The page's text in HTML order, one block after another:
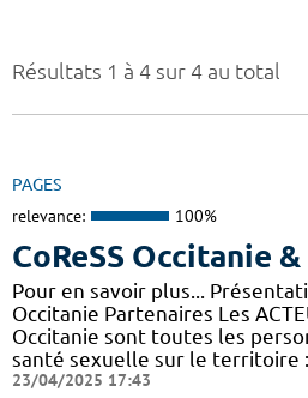
Résultats 1 à 4 sur 4 au total
PAGES
relevance: 100%
CoReSS Occitanie
Pour en savoir plus...
Occitanie Partenaires Les
Occitanie sont toutes les
santé sexuelle sur le territoire
23/04/2025 17:43